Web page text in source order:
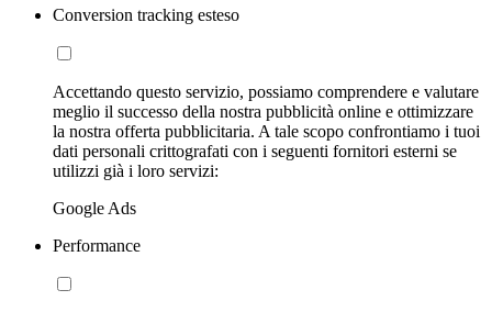
Conversion tracking esteso
Accettando questo servizio, possiamo comprendere e valutare
meglio il successo della nostra pubblicità online e ottimizzare
la nostra offerta pubblicitaria. A tale scopo confrontiamo i tuoi
dati personali crittografati con i seguenti fornitori esterni se
utilizzi già i loro servizi:
Google Ads
Performance